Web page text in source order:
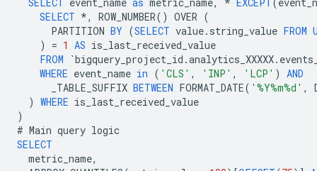
SELECT *, ROW_NUMBER() OVER (
PARTITION BY (SELECT value. string_value FROM
)
= 1 AS is_last_received_value
FROM
`bigquery_project_id .analytics_XXXXX.
WHERE event_name in ( 'CLS' , 'INP' , 'LCP' )
AND
_TABLE_SUFFIX BETWEEN FORMAT_DATE( '%Y%m%d' ,
) WHERE is_last_received_value
)
# Main query logic
SELECT
metric_name,